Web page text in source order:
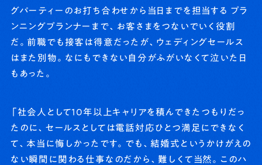
グパーティーのお打ち合わせから当日までを担当する プラ
ンニングプランナーまで、お客さまをつないでいく役割
だ。前職でも接客は得意だったが、ウェディングセールス
はまた別物。なにもできない自分がふがいなくて泣いた日
もあった。
「社会人として10年以上キャリアを積んできたつもりだっ
たのに、セールスとしては電話対応ひとつ満足にできなく
て、本当に悔しかったです。でも、結婚式というかけがえの
ない瞬間に関わる仕事なのだから、難しくて当然。このハ